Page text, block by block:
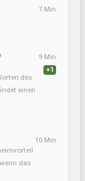
7 Min
des
einen
9 Min
+1
das
10 Min